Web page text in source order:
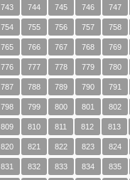
743 744 745 746 747
754 755 756 757 758
765 766 767 768 769
776 777 778 779 780
787 788 789 790 791
798 799 800 801 802
809 810 811 812 813
820 821 822 823 824
831 832 833 834 835